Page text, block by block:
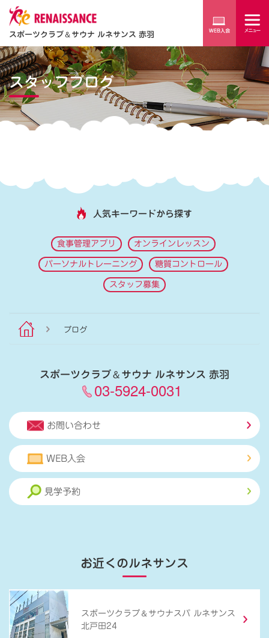
スポーツクラブ＆サウナ ルネサンス 赤羽
スタッフブログ
人気キーワードから探す
食事管理アプリ オンラインレッスン
パーソナルトレーニング 糖質コントロール
スタッフ募集
ブログ
スポーツクラブ＆サウナ ルネサンス 赤羽
03-5924-0031
お問い合わせ
WEB入会
見学予約
お近くのルネサンス
スポーツクラブ ＆ サウナスパ ルネサンス
北戸田24